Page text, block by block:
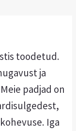
toodetud.
ja
padjad on
Iga